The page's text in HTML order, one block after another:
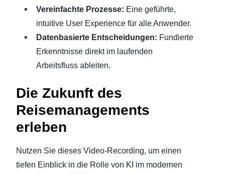
Vereinfachte Prozesse: Eine geführte,
intuitive User Experience für alle Anwender.
Datenbasierte Entscheidungen: Fundierte
Erkenntnisse direkt im laufenden
Arbeitsfluss ableiten.
Die Zukunft des
Reisemanagements
erleben
Nutzen Sie dieses Video-Recording, um einen
tiefen Einblick in die Rolle von KI im modernen